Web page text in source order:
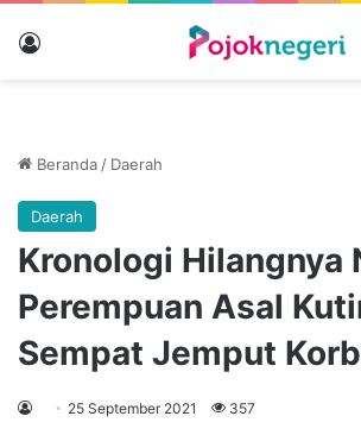
Beranda / Daerah
Daerah
Kronologi Hilangnya
Perempuan Asal
Sempat Jemput
25 September 2021 357